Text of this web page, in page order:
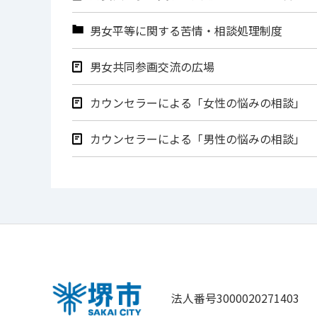
男女平等に関する苦情・相談処理制度
男女共同参画交流の広場
カウンセラーによる「女性の悩みの相談」
カウンセラーによる「男性の悩みの相談」
法人番号3000020271403